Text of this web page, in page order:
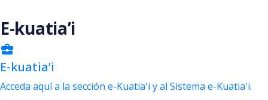
E-kuatia’i
business_center
E-kuatia’i
Acceda aquí a la sección e-Kuatia'i y al Sistema e-Kuatia'i.